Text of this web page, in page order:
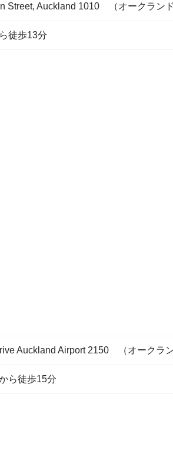
Street, Auckland 1010 （オークラン
徒歩13分
Auckland Airport 2150 （オークラ
ら徒歩15分